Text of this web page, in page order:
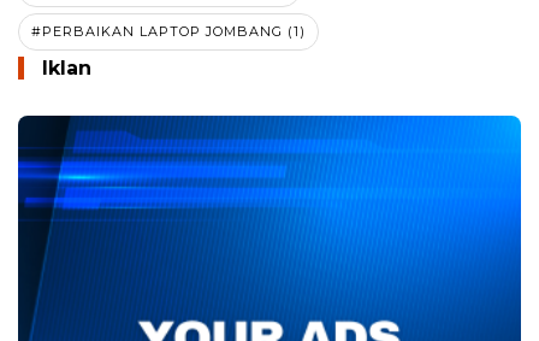
#PERBAIKAN LAPTOP JOMBANG (1)
Iklan